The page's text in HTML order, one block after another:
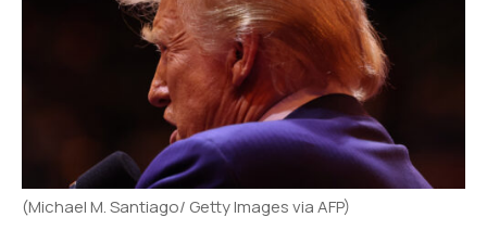
(Michael M. Santiago/ Getty Images via AFP)